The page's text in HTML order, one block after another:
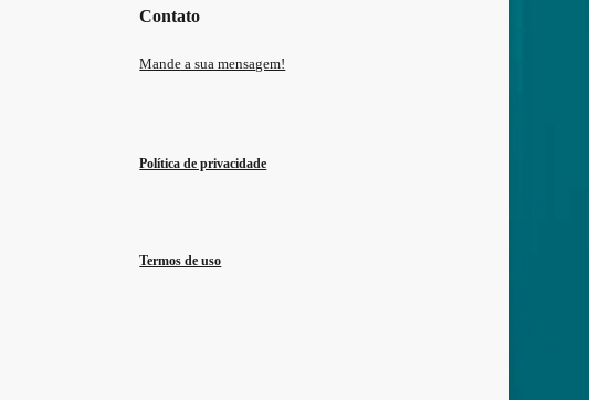
Contato
Mande a sua mensagem!
Política de privacidade
Termos de uso